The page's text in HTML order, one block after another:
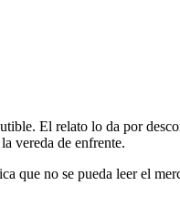
El relato lo da por
vereda de enfrente.
que no se pueda leer el